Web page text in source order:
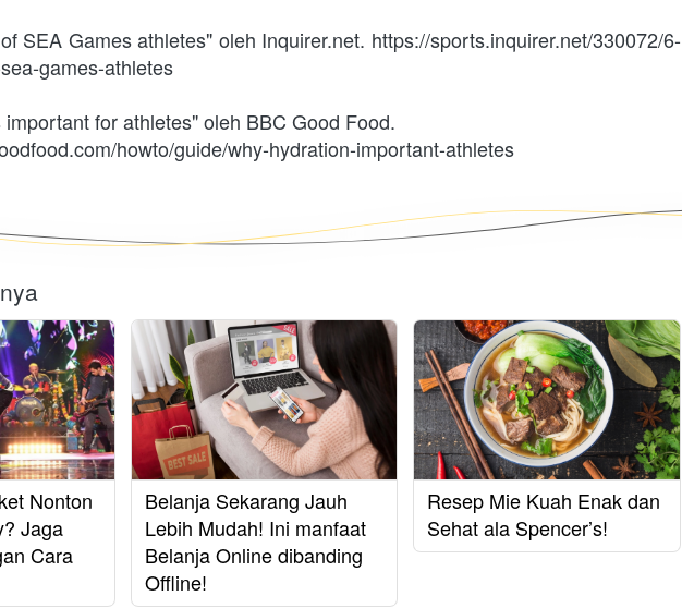
SEA Games athletes" oleh Inquirer.net. https://sports.inquirer.net/330072/6-
games-athletes
howto/guide/why-hydration-important-athletes
Nonton
Jaga
Cara
Belanja Sekarang Jauh
Lebih Mudah! Ini manfaat
Belanja Online dibanding
Offline!
Resep Mie Kuah Enak dan
Sehat ala Spencer’s!